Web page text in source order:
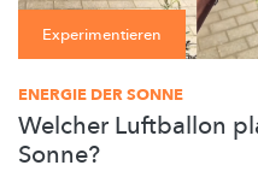
Experimentieren
ENERGIE DER SONNE
Welcher Luftballon
Sonne?